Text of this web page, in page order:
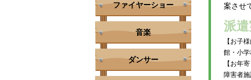
案させ
派
【お子
館・小
【お年
障害者
ファイヤーショー
音楽
ダンサー